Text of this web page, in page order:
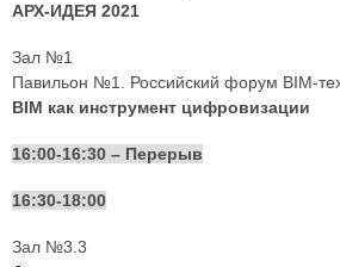
АРХ-ИДЕЯ 2021
Зал №1
Павильон №1. Российский форум BIM-
BIM как инструмент цифровизации
16:00-16:30 – Перерыв
16:30-18:00
Зал №3.3